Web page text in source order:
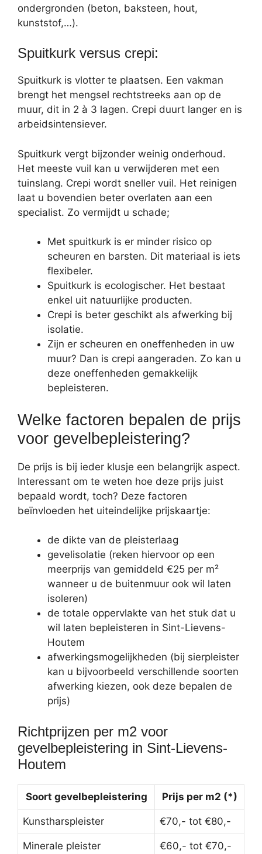
ondergronden (beton, baksteen, hout,
kunststof,…).
Spuitkurk versus crepi:
Spuitkurk is vlotter te plaatsen. Een vakman
brengt het mengsel rechtstreeks aan op de
muur, dit in 2 à 3 lagen. Crepi duurt langer en is
arbeidsintensiever.
Spuitkurk vergt bijzonder weinig onderhoud.
Het meeste vuil kan u verwijderen met een
tuinslang. Crepi wordt sneller vuil. Het reinigen
laat u bovendien beter overlaten aan een
specialist. Zo vermijdt u schade;
Met spuitkurk is er minder risico op
scheuren en barsten. Dit materiaal is iets
flexibeler.
Spuitkurk is ecologischer. Het bestaat
enkel uit natuurlijke producten.
Crepi is beter geschikt als afwerking bij
isolatie.
Zijn er scheuren en oneffenheden in uw
muur? Dan is crepi aangeraden. Zo kan u
deze oneffenheden gemakkelijk
bepleisteren.
Welke factoren bepalen de prijs
voor gevelbepleistering?
De prijs is bij ieder klusje een belangrijk aspect.
Interessant om te weten hoe deze prijs juist
bepaald wordt, toch? Deze factoren
beïnvloeden het uiteindelijke prijskaartje:
de dikte van de pleisterlaag
gevelisolatie (reken hiervoor op een
meerprijs van gemiddeld €25 per m²
wanneer u de buitenmuur ook wil laten
isoleren)
de totale oppervlakte van het stuk dat u
wil laten bepleisteren in Sint-Lievens-
Houtem
afwerkingsmogelijkheden (bij sierpleister
kan u bijvoorbeeld verschillende soorten
afwerking kiezen, ook deze bepalen de
prijs)
Richtprijzen per m2 voor
gevelbepleistering in Sint-Lievens-
Houtem
Soort gevelbepleistering Prijs per m2 (*)
Kunstharspleister €70,- tot €80,-
Minerale pleister €60,- tot €70,-